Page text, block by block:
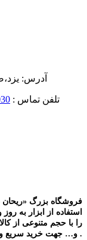
آدرس:
تلفن تماس :
استفاده از ابزار به
را با حجم متنوعی از
و… جهت خرید سریع و راحت مشتریان خود راه اندازی نموده است .